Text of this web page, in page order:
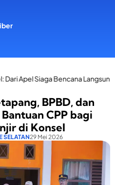
Langsung Salurkan Bantuan
BPBD, dan
CPP bagi
di Konsel
SELATAN29 Mei 2026